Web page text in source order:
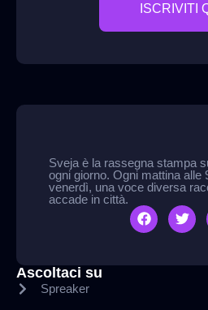
ISCRIVITI
Sveja è la rassegna stampa
ogni giorno. Ogni mattina alle
venerdì, una voce diversa
accade in città.
Ascoltaci su
Spreaker